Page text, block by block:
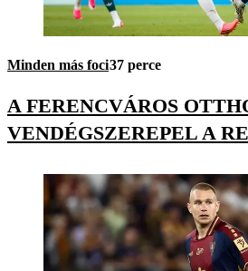
Minden más foci37 perce
A FERENCVÁROS
VENDÉGSZEREPEL A